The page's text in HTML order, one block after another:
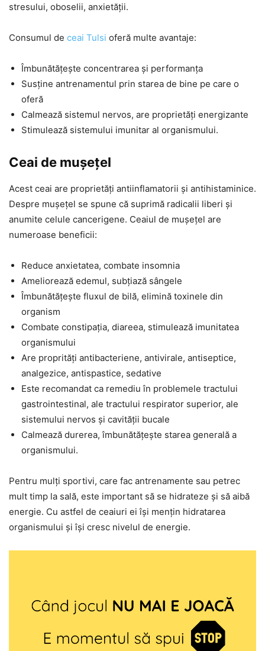
stresului, oboselii, anxietății.
Consumul de ceai Tulsi oferă multe avantaje:
Îmbunătățește concentrarea și performanța
Susține antrenamentul prin starea de bine pe care o
oferă
Calmează sistemul nervos, are proprietăți energizante
Stimulează sistemului imunitar al organismului.
Ceai de mușețel
Acest ceai are proprietăți antiinflamatorii și antihistaminice.
Despre mușețel se spune că suprimă radicalii liberi și
anumite celule cancerigene. Ceaiul de mușețel are
numeroase beneficii:
Reduce anxietatea, combate insomnia
Ameliorează edemul, subțiază sângele
Îmbunătățește fluxul de bilă, elimină toxinele din
organism
Combate constipația, diareea, stimulează imunitatea
organismului
Are proprități antibacteriene, antivirale, antiseptice,
analgezice, antispastice, sedative
Este recomandat ca remediu în problemele tractului
gastrointestinal, ale tractului respirator superior, ale
sistemului nervos și cavității bucale
Calmează durerea, îmbunătățește starea generală a
organismului.
Pentru mulți sportivi, care fac antrenamente sau petrec
mult timp la sală, este important să se hidrateze și să aibă
energie. Cu astfel de ceaiuri ei își mențin hidratarea
organismului și își cresc nivelul de energie.